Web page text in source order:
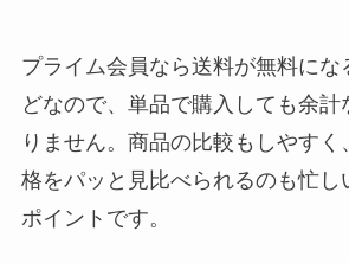
プライム会員なら送料が無料にな
どなので、単品で購入しても余
りません。商品の比較もしやすく
格をパッと見比べられるのも忙し
ポイントです。